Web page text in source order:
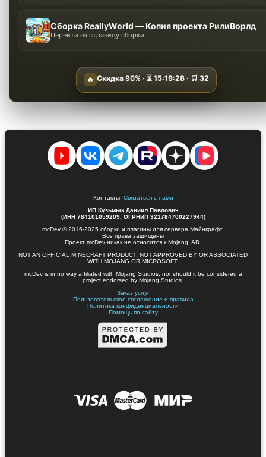
Сборка ReallyWorld — Копия проекта РилиВорлд
Перейти на страницу сборки
🔥 Скидка90% · ⏳15:19:27· 🛒 32
Контакты: Связаться с нами
ИП Кузьмык Даниил Павлович
(ИНН 784101059209, ОГРНИП 321784700227944)
mcDev © 2016-2025 сборки и плагины для сервера Майнкрафт.
Все права защищены
Проект mcDev никак не относится к Mojang, AB.
NOT AN OFFICIAL MINECRAFT PRODUCT. NOT APPROVED BY OR ASSOCIATED
WITH MOJANG OR MICROSOFT.
mcDev is in no way affiliated with Mojang Studios, nor should it be considered a
project endorsed by Mojang Studios.
Заказ услуг
Пользовательское соглашение и правила
Политика конфиденциальности
Помощь по сайту